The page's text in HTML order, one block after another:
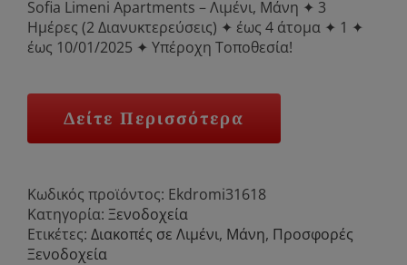
Sofia Limeni Apartments – Λιμένι, Μάνη ✦ 3
Ημέρες (2 Διανυκτερεύσεις) ✦ έως 4 άτομα ✦ 1 ✦
έως 10/01/2025 ✦ Υπέροχη Τοποθεσία!
Δείτε Περισσότερα
Κωδικός προϊόντος: Ekdromi31618
Κατηγορία: Ξενοδοχεία
Ετικέτες: Διακοπές σε Λιμένι, Μάνη, Προσφορές
Ξενοδοχεία